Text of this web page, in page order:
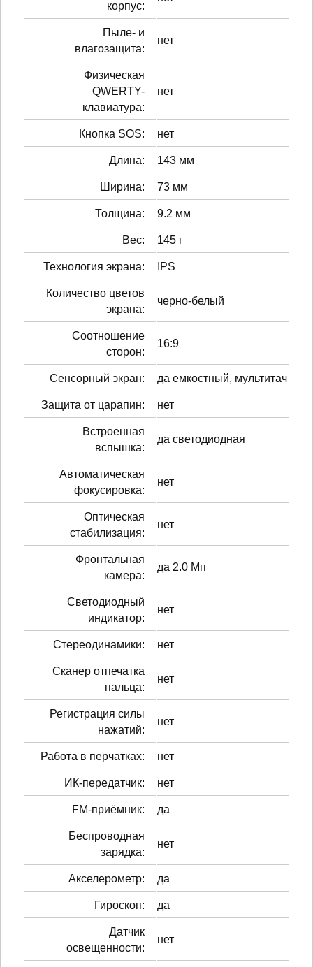
корпус:
Пыле- и
влагозащита:
нет
Физическая
QWERTY-
клавиатура:
нет
Кнопка SOS: нет
Длина: 143 мм
Ширина: 73 мм
Толщина: 9.2 мм
Вес: 145 г
Технология экрана: IPS
Количество цветов
экрана:
черно-белый
Соотношение
сторон:
16:9
Сенсорный экран: да емкостный, мультитач
Защита от царапин: нет
Встроенная
вспышка:
да светодиодная
Автоматическая
фокусировка:
нет
Оптическая
стабилизация:
нет
Фронтальная
камера:
да 2.0 Мп
Светодиодный
индикатор:
нет
Стереодинамики: нет
Сканер отпечатка
пальца:
нет
Регистрация силы
нажатий:
нет
Работа в перчатках: нет
ИК-передатчик: нет
FM-приёмник: да
Беспроводная
зарядка:
нет
Акселерометр: да
Гироскоп: да
Датчик
освещенности:
нет